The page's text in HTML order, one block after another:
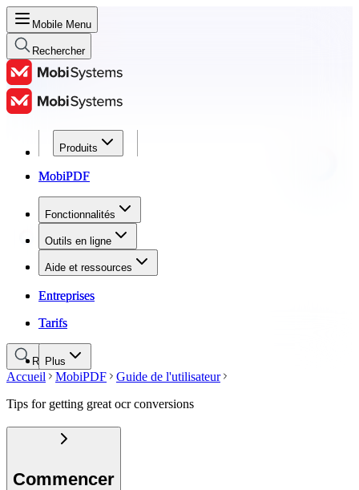
Mobile Menu
Rechercher
Produits
MobiPDF
Fonctionnalités
Outils en ligne
Aide et ressources
Entreprises
Tarifs
Plus
Produits
MobiPDF
Fonctionnalités
Outils en ligne
Aide et ressources
Entreprises
Tarifs
Rechercher
Accueil MobiPDF
Guide de l'utilisateur
Tips for getting great ocr conversions
Commencer